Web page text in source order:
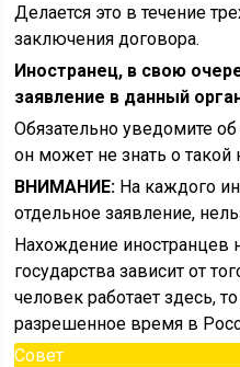
Делается это в течение
заключения договора.
Иностранец, в свою
заявление в данный
Обязательно уведомите
он может не знать о такой
ВНИМАНИЕ: На каждого
отдельное заявление,
Нахождение иностранцев
государства зависит от
человек работает здесь,
разрешенное время в
Совет